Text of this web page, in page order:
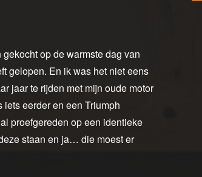
op de warmste dag van
gelopen. En ik was het niet eens
jaar te rijden met mijn oude motor
eerder en een Triumph
proefgereden op een identieke
staan en ja… die moest er